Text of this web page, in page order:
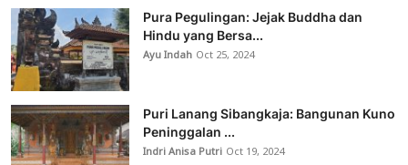
Pura Pegulingan: Jejak Buddha dan
Hindu yang Bersa...
Ayu Indah Oct 25, 2024
Puri Lanang Sibangkaja: Bangunan Kuno
Peninggalan ...
Indri Anisa Putri Oct 19, 2024